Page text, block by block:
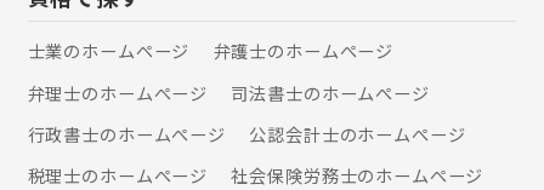
士業のホームぺージ
弁護士のホームぺージ
弁理士のホームぺージ
司法書士のホームぺージ
行政書士のホームぺージ
公認会計士のホームぺージ
税理士のホームぺージ
社会保険労務士のホームぺージ